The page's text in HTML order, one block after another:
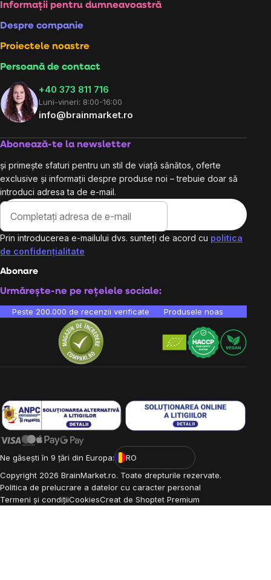
Subsol
Informații pentru dumneavoastră
Despre companie
Proiectele noastre
Persoană de contact
+40 373 811 716
Luni-vineri: 8:00-16:00
info@brainmarket.ro
Abonează-te la newsletter
și primește sfaturi pentru un stil de viață sănătos, oferte
exclusive și informații despre produse noi – trebuie doar să
introduci adresa ta de e-mail.
Prin introducerea e-mailului dvs. sunteți de acord cu politica
de confidențialitate
Abonare
Urmărește-ne pe rețelele sociale:
Peste 200.000 de recenzii verificate Produsele noastre sunt
Ne găsești în 9 țări din Europa:
RO
Copyright 2026 BrainMarket.ro. Toate drepturile rezervate.
Politica de prelucrare a datelor cu caracter personal
Termeni și condițiiCookiesCreat de Shoptet Premium